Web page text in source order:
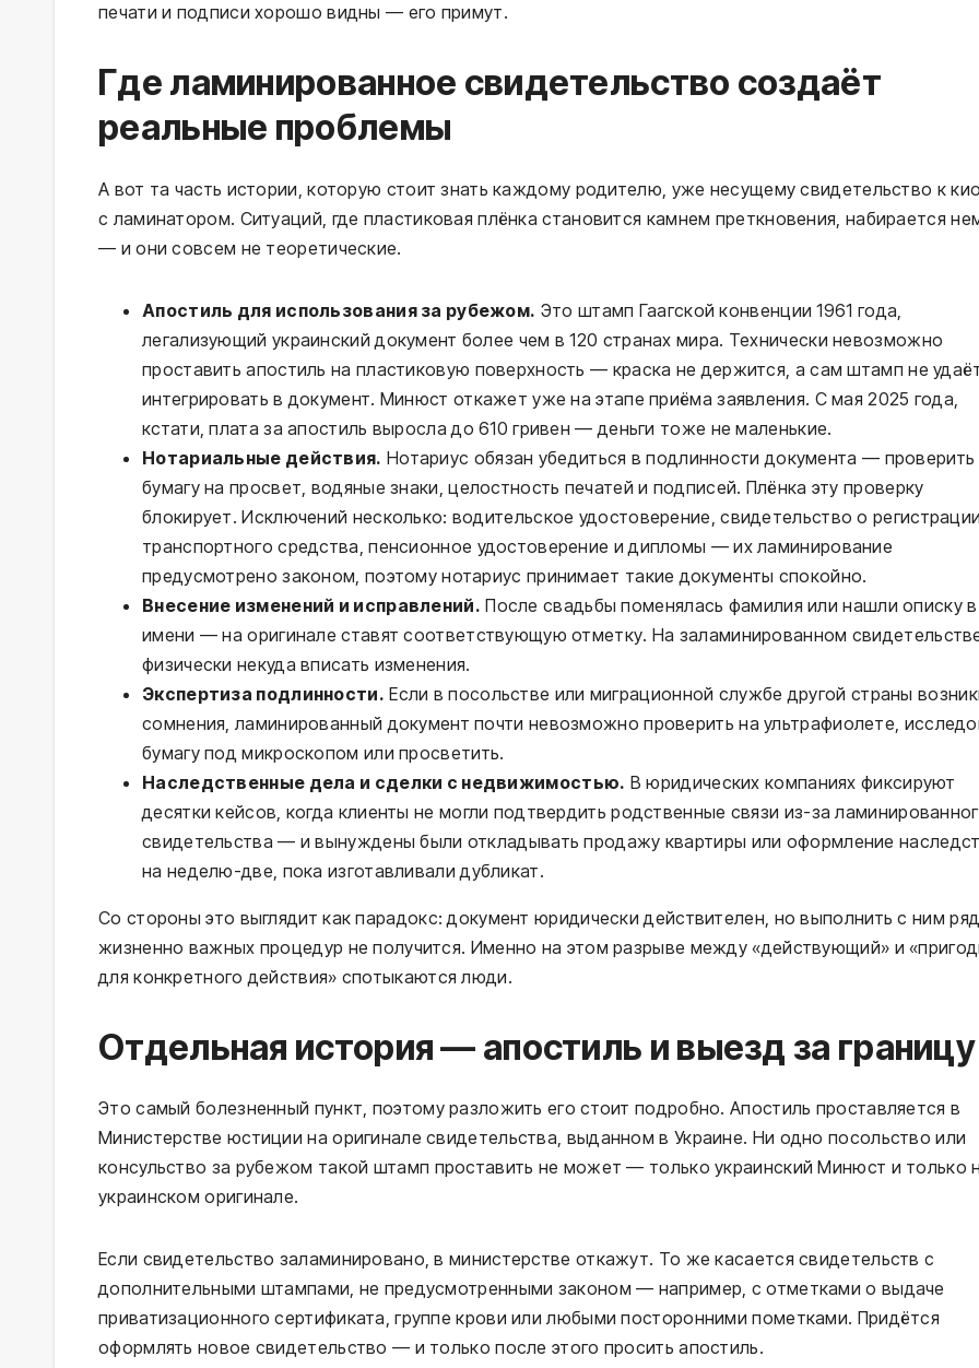
печати и подписи хорошо видны — его примут.
Где ламинированное свидетельство создаёт
реальные проблемы
А вот та часть истории, которую стоит знать каждому родителю, уже несущему свидетельство к
с ламинатором. Ситуаций, где пластиковая плёнка становится камнем преткновения, набирается
— и они совсем не теоретические.
Апостиль для использования за рубежом. Это штамп Гаагской конвенции 1961 года,
легализующий украинский документ более чем в 120 странах мира. Технически невозможно
проставить апостиль на пластиковую поверхность — краска не держится, а сам штамп не
интегрировать в документ. Минюст откажет уже на этапе приёма заявления. С мая 2025 года,
кстати, плата за апостиль выросла до 610 гривен — деньги тоже не маленькие.
Нотариальные действия. Нотариус обязан убедиться в подлинности документа — проверить
бумагу на просвет, водяные знаки, целостность печатей и подписей. Плёнка эту проверку
блокирует. Исключений несколько: водительское удостоверение, свидетельство о регистрации
транспортного средства, пенсионное удостоверение и дипломы — их ламинирование
предусмотрено законом, поэтому нотариус принимает такие документы спокойно.
Внесение изменений и исправлений. После свадьбы поменялась фамилия или нашли описку в
имени — на оригинале ставят соответствующую отметку. На заламинированном
физически некуда вписать изменения.
Экспертиза подлинности. Если в посольстве или миграционной службе другой страны
сомнения, ламинированный документ почти невозможно проверить на ультрафиолете,
бумагу под микроскопом или просветить.
Наследственные дела и сделки с недвижимостью. В юридических компаниях фиксируют
десятки кейсов, когда клиенты не могли подтвердить родственные связи из-за
свидетельства — и вынуждены были откладывать продажу квартиры или оформление
на неделю-две, пока изготавливали дубликат.
Со стороны это выглядит как парадокс: документ юридически действителен, но выполнить с ним ряд
жизненно важных процедур не получится. Именно на этом разрыве между «действующий» и
для конкретного действия» спотыкаются люди.
Отдельная история — апостиль и выезд за границу
Это самый болезненный пункт, поэтому разложить его стоит подробно. Апостиль проставляется в
Министерстве юстиции на оригинале свидетельства, выданном в Украине. Ни одно посольство или
консульство за рубежом такой штамп проставить не может — только украинский Минюст и только
украинском оригинале.
Если свидетельство заламинировано, в министерстве откажут. То же касается свидетельств с
дополнительными штампами, не предусмотренными законом — например, с отметками о выдаче
приватизационного сертификата, группе крови или любыми посторонними пометками. Придётся
оформлять новое свидетельство — и только после этого просить апостиль.